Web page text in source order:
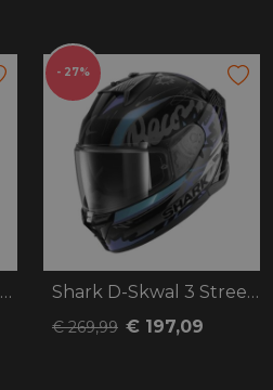
Shark D-Skwal 3 Reptaia
- 27%
Shark D-Skwal 3 Streetrush
€ 269,99 € 197,09